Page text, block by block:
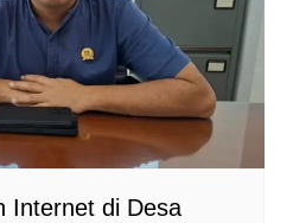
Internet di Desa